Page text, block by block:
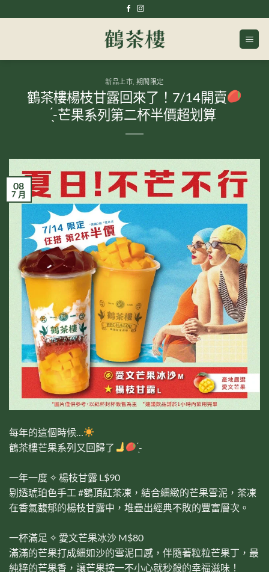
to
新品上市 期間限定
鶴茶樓楊枝甘露回來了！7/14開賣
̖́-芒果系列第二杯半價超划算
08
7 月
每年的這個時候…
鶴茶樓芒果系列又回歸了
̖́-
一年一度 ✧ 楊枝甘露 L$90
剔透琥珀色手工 #鶴頂紅茶凍，結合細緻的芒果雪泥，茶凍
在香氣馥郁的楊枝甘露中，堆疊出經典不敗的豐富層次。
一杯滿足 ✧ 愛文芒果冰沙 M$80
滿滿的芒果打成細如沙的雪泥口感，伴隨著粒粒芒果丁，最
純粹的芒果香，讓芒果控一不小心就秒殺的幸福滋味！